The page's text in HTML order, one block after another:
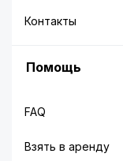
Контакты
Помощь
FAQ
Взять в аренду